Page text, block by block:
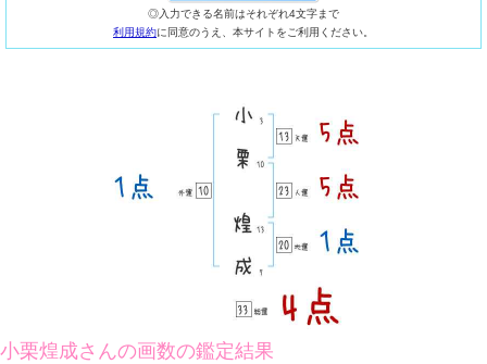
◎入力できる名前はそれぞれ4文字まで
利用規約に同意のうえ、本サイトをご利用ください。
小栗煌成さんの画数の鑑定結果